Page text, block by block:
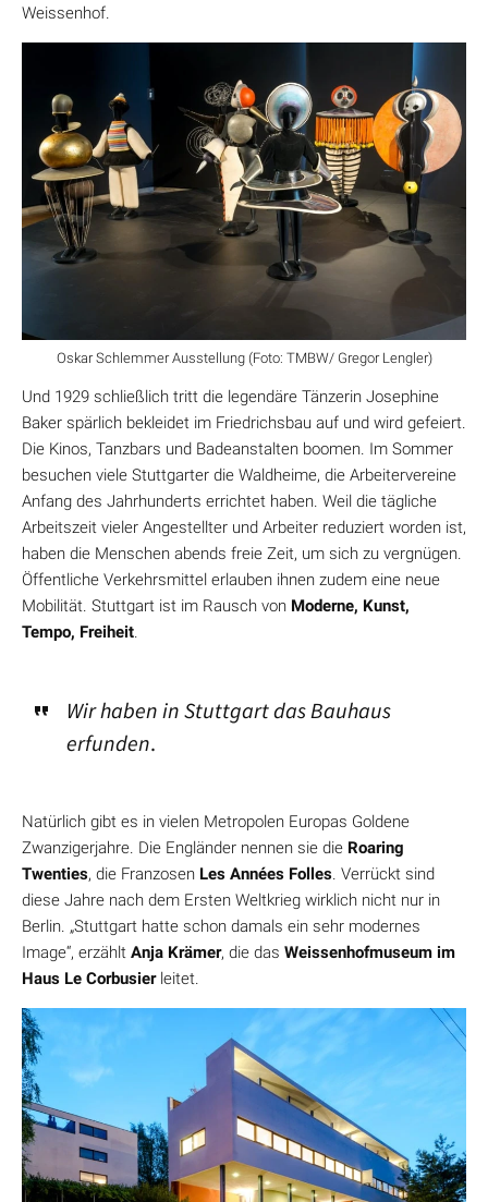
Weissenhof.
Oskar Schlemmer Ausstellung (Foto: TMBW/ Gregor Lengler)
Und 1929 schließlich tritt die legendäre Tänzerin Josephine
Baker spärlich bekleidet im Friedrichsbau auf und wird gefeiert.
Die Kinos, Tanzbars und Badeanstalten boomen. Im Sommer
besuchen viele Stuttgarter die Waldheime, die Arbeitervereine
Anfang des Jahrhunderts errichtet haben. Weil die tägliche
Arbeitszeit vieler Angestellter und Arbeiter reduziert worden ist,
haben die Menschen abends freie Zeit, um sich zu vergnügen.
Öffentliche Verkehrsmittel erlauben ihnen zudem eine neue
Mobilität. Stuttgart ist im Rausch von Moderne, Kunst,
Tempo, Freiheit.
Wir haben in Stuttgart das Bauhaus
erfunden.
Natürlich gibt es in vielen Metropolen Europas Goldene
Zwanzigerjahre. Die Engländer nennen sie die Roaring
Twenties, die Franzosen Les Années Folles. Verrückt sind
diese Jahre nach dem Ersten Weltkrieg wirklich nicht nur in
Berlin. „Stuttgart hatte schon damals ein sehr modernes
Image“, erzählt Anja Krämer, die das Weissenhofmuseum im
Haus Le Corbusierleitet.